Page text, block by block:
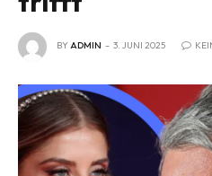
BYADMIN 3. JUNI 2025